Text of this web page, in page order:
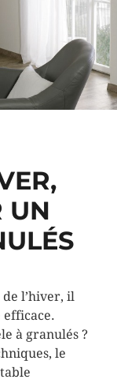
UN
l’hiver, il
efficace.
à granulés ?
le